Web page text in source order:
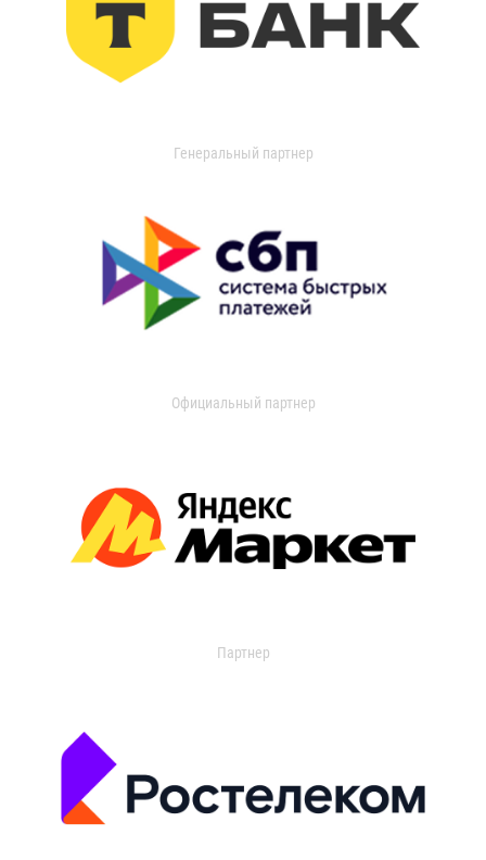
Генеральный партнер
Официальный партнер
Партнер